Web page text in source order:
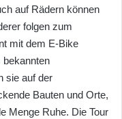
auf Rädern können
folgen zum
mit dem E-Bike
bekannten
sie auf der
Bauten und Orte,
Menge Ruhe. Die Tour